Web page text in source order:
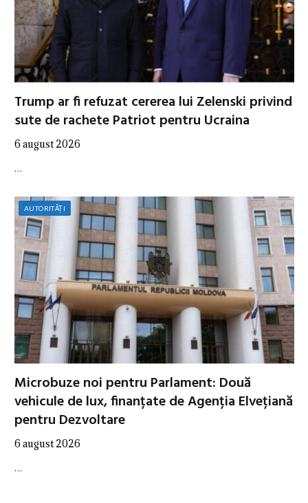
Trump ar fi refuzat cererea lui Zelenski privind
sute de rachete Patriot pentru Ucraina
6 august 2026
…
AUTORITĂȚI
Microbuze noi pentru Parlament: Două
vehicule de lux, finanțate de Agenția Elvețiană
pentru Dezvoltare
6 august 2026
…